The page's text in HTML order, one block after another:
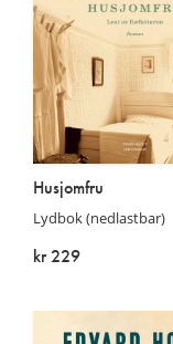
Husjomfru
Lydbok (nedlastbar)
kr 229